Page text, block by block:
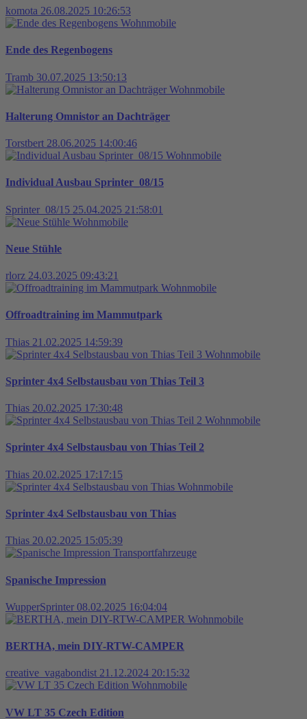
komota 26.08.2025 10:26:53
Wohnmobile
Ende des Regenbogens
Tramb 30.07.2025 13:50:13
Wohnmobile
Halterung Omnistor an Dachträger
Torstbert 28.06.2025 14:00:46
Wohnmobile
Individual Ausbau Sprinter_08/15
Sprinter_08/15 25.04.2025 21:58:01
Wohnmobile
Neue Stühle
rlorz 24.03.2025 09:43:21
Wohnmobile
Offroadtraining im Mammutpark
Thias 21.02.2025 14:59:39
Wohnmobile
Sprinter 4x4 Selbstausbau von Thias Teil 3
Thias 20.02.2025 17:30:48
Wohnmobile
Sprinter 4x4 Selbstausbau von Thias Teil 2
Thias 20.02.2025 17:17:15
Wohnmobile
Sprinter 4x4 Selbstausbau von Thias
Thias 20.02.2025 15:05:39
Transportfahrzeuge
Spanische Impression
WupperSprinter 08.02.2025 16:04:04
Wohnmobile
BERTHA, mein DIY-RTW-CAMPER
creative_vagabondist 21.12.2024 20:15:32
Wohnmobile
VW LT 35 Czech Edition